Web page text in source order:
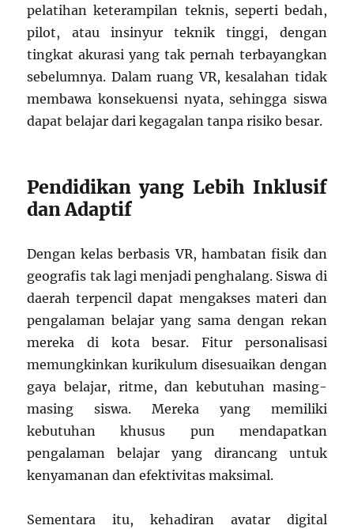
pelatihan keterampilan teknis, seperti bedah,
pilot, atau insinyur teknik tinggi, dengan
tingkat akurasi yang tak pernah terbayangkan
sebelumnya. Dalam ruang VR, kesalahan tidak
membawa konsekuensi nyata, sehingga siswa
dapat belajar dari kegagalan tanpa risiko besar.
Pendidikan yang Lebih Inklusif
dan Adaptif
Dengan kelas berbasis VR, hambatan fisik dan
geografis tak lagi menjadi penghalang. Siswa di
daerah terpencil dapat mengakses materi dan
pengalaman belajar yang sama dengan rekan
mereka di kota besar. Fitur personalisasi
memungkinkan kurikulum disesuaikan dengan
gaya belajar, ritme, dan kebutuhan masing-
masing siswa. Mereka yang memiliki
kebutuhan khusus pun mendapatkan
pengalaman belajar yang dirancang untuk
kenyamanan dan efektivitas maksimal.
Sementara itu, kehadiran avatar digital